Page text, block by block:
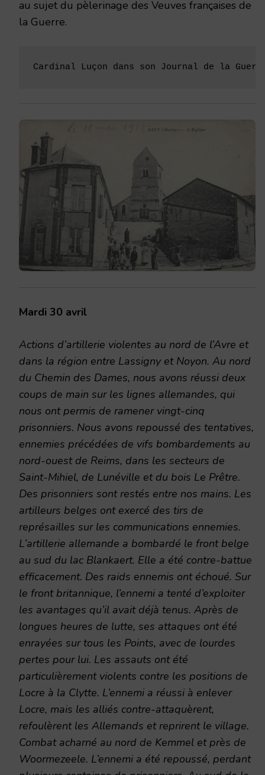
au sujet du pèlerinage des Veuves françaises de
la Guerre.
Cardinal Luçon dans son Journal de la
Mardi 30 avril
Actions d’artillerie violentes au nord de l’Avre et
dans la région entre Lassigny et Noyon. Au nord
du Chemin des Dames, nous avons réussi deux
coups de main sur les lignes allemandes, qui
nous ont permis de ramener vingt-cinq
prisonniers. Nous avons repoussé des tentatives,
ennemies précédées de vifs bombardements au
nord-ouest de Reims, dans les secteurs de
Saint-Mihiel, de Lunéville et du bois Le Prêtre.
Des prisonniers sont restés entre nos mains. Les
artilleurs belges ont exercé des tirs de
représailles sur les communications ennemies.
L’artillerie allemande a bombardé le front belge
au sud du lac Blankaert. Elle a été contre-battue
efficacement. Des raids ennemis ont échoué. Sur
le front britannique, l’ennemi a tenté d’exploiter
les avantages qu’il avait déjà tenus. Après de
longues heures de lutte, ses attaques ont été
enrayées sur tous les Points, avec de lourdes
pertes pour lui. Les assauts ont été
particulièrement violents contre les positions de
Locre à la Clytte. L’ennemi a réussi à enlever
Locre, mais les alliés contre-attaquèrent,
refoulèrent les Allemands et reprirent le village.
Combat acharné au nord de Kemmel et près de
Woormezeele. L’ennemi a été repoussé, perdant